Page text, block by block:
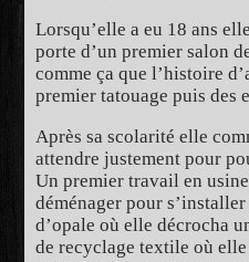
Lorsqu’elle a eu 18 ans
porte d’un premier salon
comme ça que l’histoire
premier tatouage puis des
Après sa scolarité elle
attendre justement pour
Un premier travail en
déménager pour
d’opale où elle décrocha
de recyclage textile où